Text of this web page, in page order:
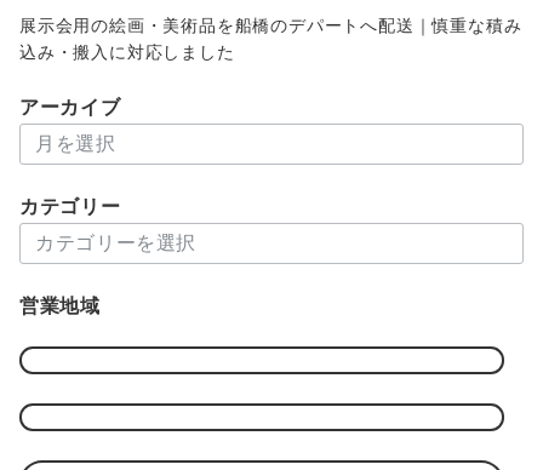
展示会用の絵画・美術品を船橋のデパートへ配送｜慎重な積み
込み・搬入に対応しました
アーカイブ
ー
イ
カテゴリー
テ
リ
営業地域